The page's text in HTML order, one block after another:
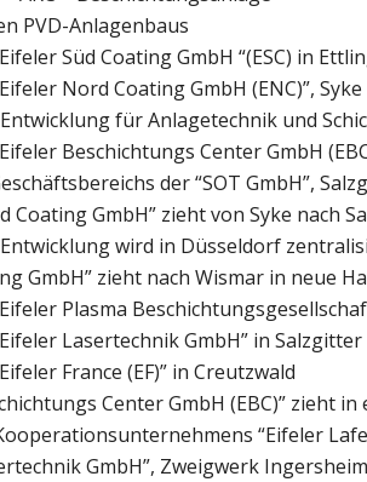
PVD-Anlagenbaus
Süd Coating GmbH “(ESC) in
Nord Coating GmbH (ENC)”, Syke
für Anlagetechnik und
Beschichtungs Center GmbH
der “SOT GmbH”,
Coating GmbH” zieht von Syke nach
wird in Düsseldorf
GmbH” zieht nach Wismar in neue
Plasma
Lasertechnik GmbH” in Salzgitter
France (EF)” in Creutzwald
Center GmbH (EBC)” zieht
“Eifeler
GmbH”, Zweigwerk